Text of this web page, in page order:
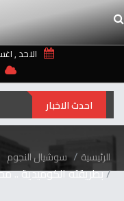
الاحد ,
احدث الاخبار
الرئيسية سوشيال النجوم
بطريقته الكوميدية